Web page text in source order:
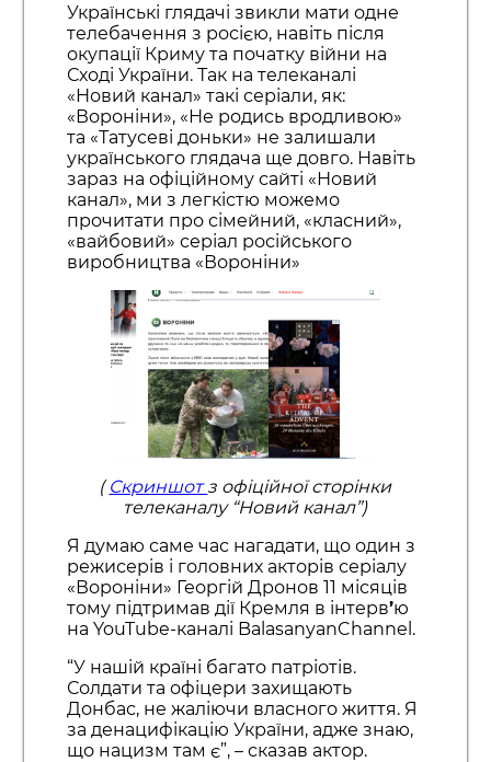
Українські глядачі звикли мати одне
телебачення з росією, навіть після
окупації Криму та початку війни на
Сході України. Так на телеканалі
«Новий канал» такі серіали, як:
«Вороніни», «Не родись вродливою»
та «Татусеві доньки» не залишали
українського глядача ще довго. Навіть
зараз на офіційному сайті «Новий
канал», ми з легкістю можемо
прочитати про сімейний, «класний»,
«вайбовий» серіал російського
виробництва «Вороніни»
(Скриншотз офіційної сторінки
телеканалу “Новий канал”)
Я думаю саме час нагадати, що один з
режисерів і головних акторів серіалу
«Вороніни» Георгій Дронов 11 місяців
тому підтримав дії Кремля в інтерв’ю
на YouTube-каналі BalasanyanChannel.
“У нашій країні багато патріотів.
Солдати та офіцери захищають
Донбас, не жаліючи власного життя. Я
за денацифікацію України, адже знаю,
що нацизм там є”, – сказав актор.